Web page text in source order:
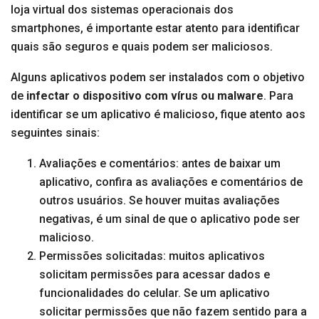
loja virtual dos sistemas operacionais dos
smartphones, é importante estar atento para identificar
quais são seguros e quais podem ser maliciosos.
Alguns aplicativos podem ser instalados com o objetivo
de infectar o dispositivo com vírus ou malware. Para
identificar se um aplicativo é malicioso, fique atento aos
seguintes sinais:
Avaliações e comentários: antes de baixar um
aplicativo, confira as avaliações e comentários de
outros usuários. Se houver muitas avaliações
negativas, é um sinal de que o aplicativo pode ser
malicioso.
Permissões solicitadas: muitos aplicativos
solicitam permissões para acessar dados e
funcionalidades do celular. Se um aplicativo
solicitar permissões que não fazem sentido para a